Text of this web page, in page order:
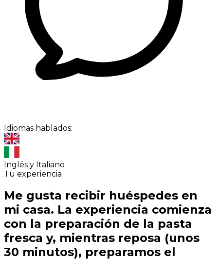
Idiomas hablados:
Inglés y Italiano
Tu experiencia
Me gusta recibir huéspedes en
mi casa. La experiencia comienza
con la preparación de la pasta
fresca y, mientras reposa (unos
30 minutos), preparamos el